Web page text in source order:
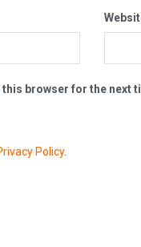
browser for the next
Policy.